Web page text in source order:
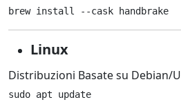
brew install --cask handbrake
Linux
Distribuzioni Basate su Debian/
sudo apt update